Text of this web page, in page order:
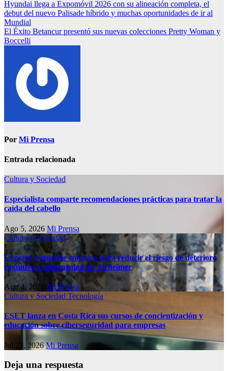
Hyundai llega a Expomóvil 2026 con su alineación completa, el
debut del nuevo Palisade híbrido y muchas oportunidades de ir al
Mundial
El Éxito Betancur presentó sus nuevas colecciones Pretty Woman y
Boccelli
Por Mi Prensa
Entrada relacionada
Cultura y Sociedad
Especialista comparte recomendaciones prácticas para tratar la
caída del cabello
Ago 5, 2026 Mi Prensa
Cultura y Sociedad
Experto comparte consejos para reducir el riesgo de deterioro
cognitivo у enfermedad de Alzheimer
Ago 4, 2026 Mi Prensa
Cultura y Sociedad Tecnología
ESET lanza en Costa Rica sus cursos de concientización y
educación sobre ciberseguridad para empresas
Jul 21, 2026Mi Prensa
Deja una respuesta